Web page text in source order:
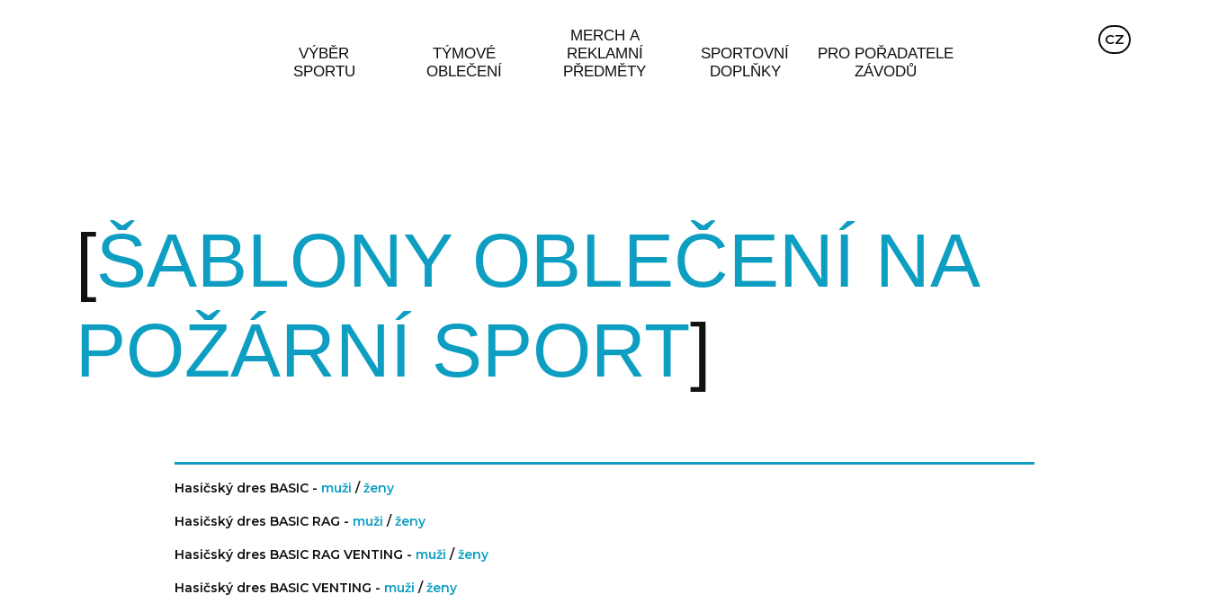
VÝBĚR
SPORTU
TÝMOVÉ
OBLEČENÍ
MERCH A
REKLAMNÍ
PŘEDMĚTY
SPORTOVNÍ
DOPLŇKY
PRO POŘADATELE
ZÁVODŮ
EN DE
CZ
ŠABLONY OBLEČENÍ NA
POŽÁRNÍ SPORT
Hasičský dres BASIC - muži /ženy
Hasičský dres BASIC RAG - muži /ženy
Hasičský dres BASIC RAG VENTING - muži /ženy
Hasičský dres BASIC VENTING - muži /ženy